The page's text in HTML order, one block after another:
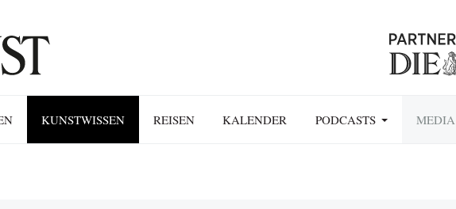
KUNSTWISSEN REISEN KALENDER PODCASTS MEDIA